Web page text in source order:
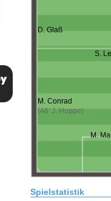
D. Glaß
S.
M. Conrad
(46' J. Hoppe)
M.
Spielstatistik